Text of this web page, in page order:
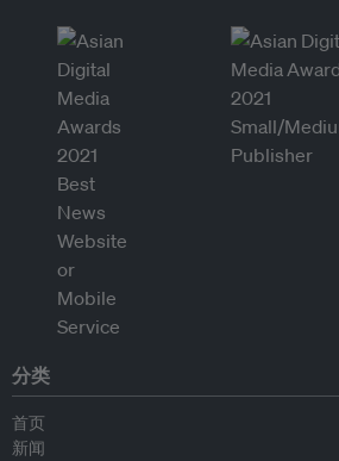
分类
首页
新闻